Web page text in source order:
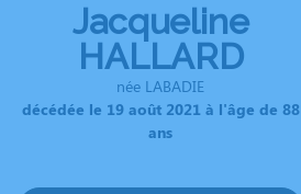
Jacqueline
HALLARD
née LABADIE
décédée le 19 août 2021 à l'âge de 88
ans